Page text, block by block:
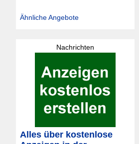
Ähnliche Angebote
Nachrichten
Alles über kostenlose